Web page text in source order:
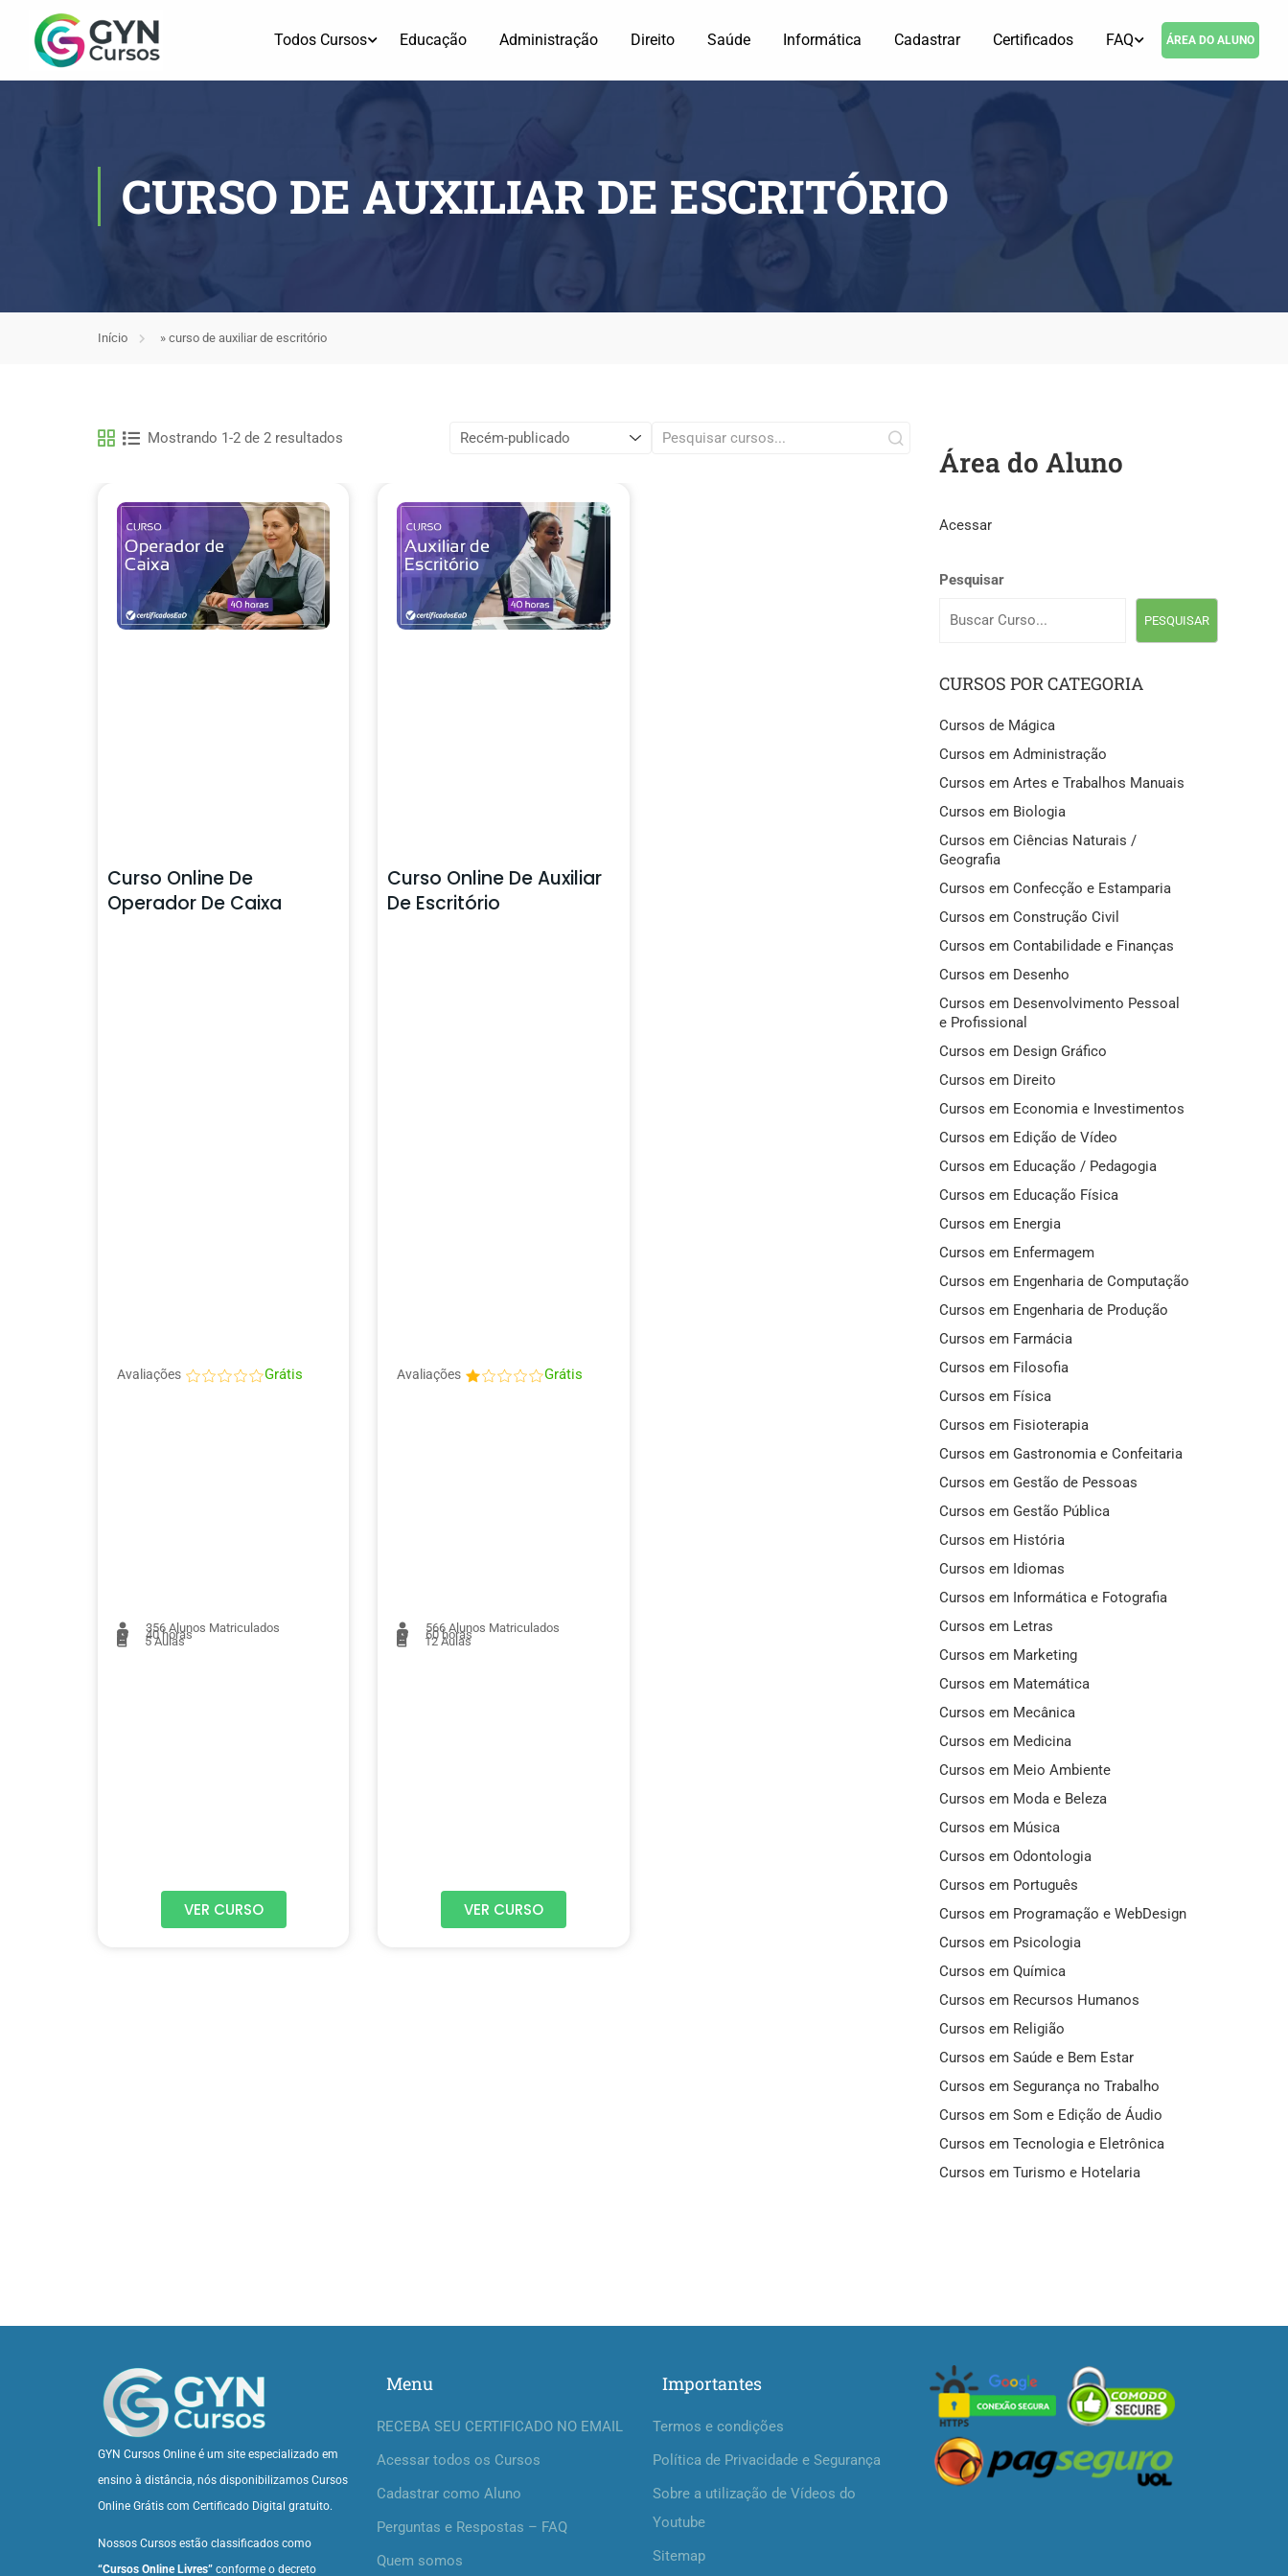
Todos Cursos Educação Administração Direito Saúde Informática Cadastrar Certificados FAQ ÁREA DO ALUNO
CURSO DE AUXILIAR DE ESCRITÓRIO
Início » curso de auxiliar de escritório
Mostrando 1-2 de 2 resultados
Curso Online De
Operador De Caixa
Avaliações Grátis
356 Alunos Matriculados
40 horas
5Aulas
VER CURSO
Curso Online De Auxiliar
De Escritório
Avaliações Grátis
566 Alunos Matriculados
60 horas
12Aulas
VER CURSO
Área do Aluno
Acessar
Pesquisar
PESQUISAR
CURSOS POR CATEGORIA
Cursos de Mágica
Cursos em Administração
Cursos em Artes e Trabalhos Manuais
Cursos em Biologia
Cursos em Ciências Naturais /
Geografia
Cursos em Confecção e Estamparia
Cursos em Construção Civil
Cursos em Contabilidade e Finanças
Cursos em Desenho
Cursos em Desenvolvimento Pessoal
e Profissional
Cursos em Design Gráfico
Cursos em Direito
Cursos em Economia e Investimentos
Cursos em Edição de Vídeo
Cursos em Educação / Pedagogia
Cursos em Educação Física
Cursos em Energia
Cursos em Enfermagem
Cursos em Engenharia de Computação
Cursos em Engenharia de Produção
Cursos em Farmácia
Cursos em Filosofia
Cursos em Física
Cursos em Fisioterapia
Cursos em Gastronomia e Confeitaria
Cursos em Gestão de Pessoas
Cursos em Gestão Pública
Cursos em História
Cursos em Idiomas
Cursos em Informática e Fotografia
Cursos em Letras
Cursos em Marketing
Cursos em Matemática
Cursos em Mecânica
Cursos em Medicina
Cursos em Meio Ambiente
Cursos em Moda e Beleza
Cursos em Música
Cursos em Odontologia
Cursos em Português
Cursos em Programação e WebDesign
Cursos em Psicologia
Cursos em Química
Cursos em Recursos Humanos
Cursos em Religião
Cursos em Saúde e Bem Estar
Cursos em Segurança no Trabalho
Cursos em Som e Edição de Áudio
Cursos em Tecnologia e Eletrônica
Cursos em Turismo e Hotelaria
GYN Cursos Online é um site especializado em
ensino à distância, nós disponibilizamos Cursos
Online Grátis com Certificado Digital gratuito.
Nossos Cursos estão classificados como
“Cursos Online Livres” conforme o decreto
Menu
RECEBA SEU CERTIFICADO NO EMAIL
Acessar todos os Cursos
Cadastrar como Aluno
Perguntas e Respostas – FAQ
Quem somos
Importantes
Termos e condições
Política de Privacidade e Segurança
Sobre a utilização de Vídeos do
Youtube
Sitemap